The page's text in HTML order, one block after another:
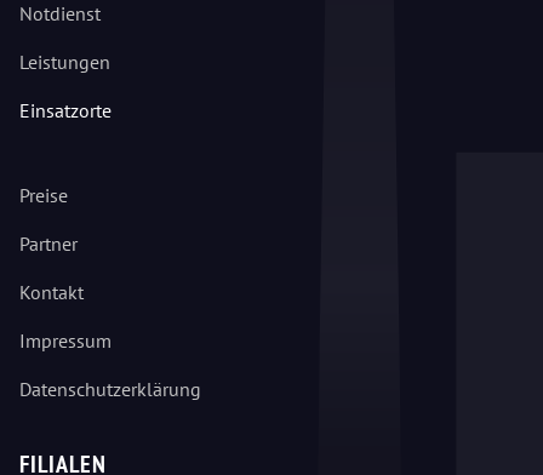
Notdienst
Leistungen
Einsatzorte
Preise
Partner
Kontakt
Impressum
Datenschutzerklärung
FILIALEN